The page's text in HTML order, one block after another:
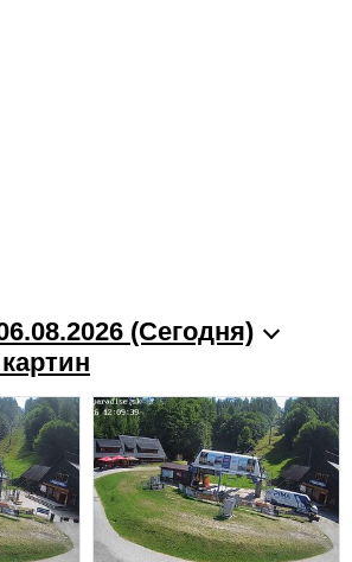
(Cегодня)